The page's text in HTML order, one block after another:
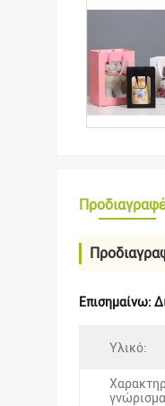
Επισημαίνω:
Υλικό: